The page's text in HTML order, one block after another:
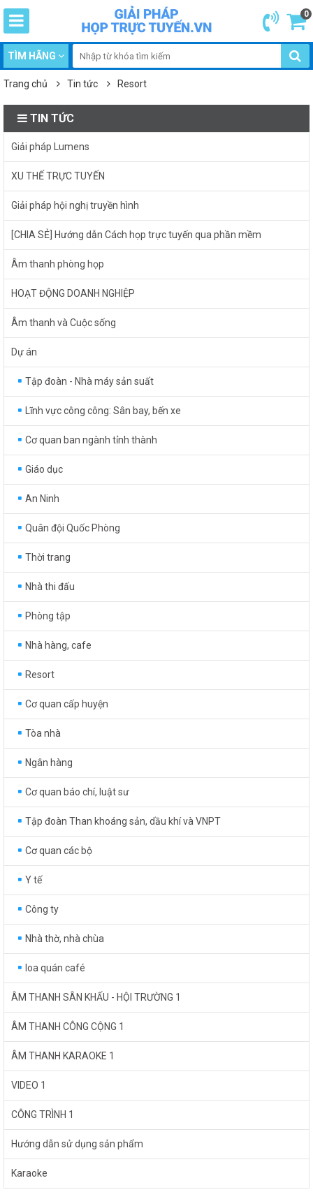
0
TÌM HÃNG
Trang chủ Tin tức Resort
TIN TỨC
Giải pháp Lumens
XU THẾ TRỰC TUYẾN
Giải pháp hội nghị truyền hình
[CHIA SẺ] Hướng dẫn Cách họp trực tuyến qua phần mềm
Âm thanh phòng họp
HOẠT ĐỘNG DOANH NGHIỆP
Âm thanh và Cuộc sống
Dự án
Tập đoàn - Nhà máy sản suất
Lĩnh vực công công: Sân bay, bến xe
Cơ quan ban ngành tỉnh thành
Giáo dục
An Ninh
Quân đội Quốc Phòng
Thời trang
Nhà thi đấu
Phòng tập
Nhà hàng, cafe
Resort
Cơ quan cấp huyện
Tòa nhà
Ngân hàng
Cơ quan báo chí, luật sư
Tập đoàn Than khoáng sản, dầu khí và VNPT
Cơ quan các bộ
Y tế
Công ty
Nhà thờ, nhà chùa
loa quán café
ÂM THANH SÂN KHẤU - HỘI TRƯỜNG 1
ÂM THANH CÔNG CỘNG 1
ÂM THANH KARAOKE 1
VIDEO 1
CÔNG TRÌNH 1
Hướng dẫn sử dụng sản phẩm
Karaoke